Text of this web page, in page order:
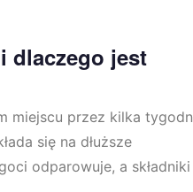
dlaczego jest
miejscu przez kilka
się na dłuższe
odparowuje, a składniki